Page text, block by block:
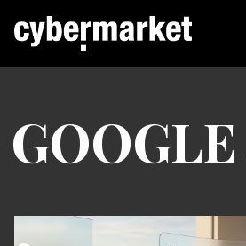
GOOGLE